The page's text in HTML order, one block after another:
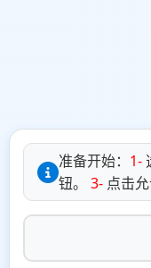
准备开始： 1-
钮。 3- 点击